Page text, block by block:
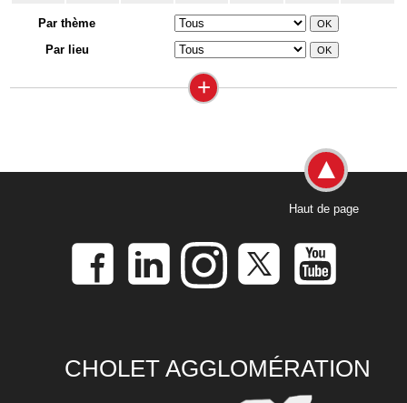
Par thème
Par lieu
+
Haut de page
CHOLET AGGLOMÉRATION